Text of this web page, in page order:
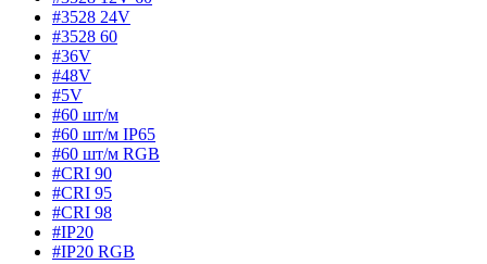
#3528 24V
#3528 60
#36V
#48V
#5V
#60 шт/м
#60 шт/м IP65
#60 шт/м RGB
#CRI 90
#CRI 95
#CRI 98
#IP20
#IP20 RGB